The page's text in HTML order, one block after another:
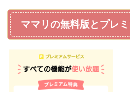
ママリの無料版とプレ